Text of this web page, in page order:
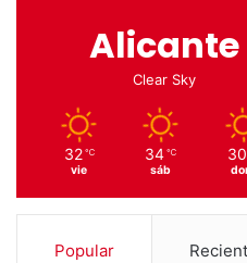
Alicante
Clear Sky
32 ℃
vie
34 ℃
sáb
30
Popular